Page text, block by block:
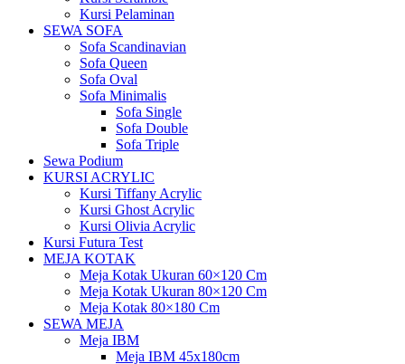
Kursi Pelaminan
SEWA SOFA
Sofa Scandinavian
Sofa Queen
Sofa Oval
Sofa Minimalis
Sofa Single
Sofa Double
Sofa Triple
Sewa Podium
KURSI ACRYLIC
Kursi Tiffany Acrylic
Kursi Ghost Acrylic
Kursi Olivia Acrylic
Kursi Futura Test
MEJA KOTAK
Meja Kotak Ukuran 60×120 Cm
Meja Kotak Ukuran 80×120 Cm
Meja Kotak 80×180 Cm
SEWA MEJA
Meja IBM
Meja IBM 45x180cm